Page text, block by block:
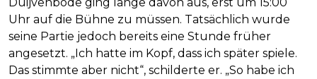
Uhr auf die Bühne zu müssen. Tatsächlich wurde
seine Partie jedoch bereits eine Stunde früher
angesetzt. „Ich hatte im Kopf, dass ich später spiele.
Das stimmte aber nicht“, schilderte er. „So habe ich